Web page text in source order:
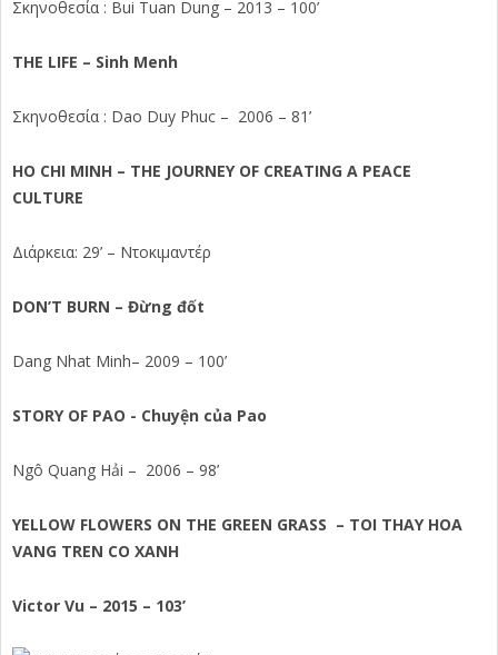
Σκηνοθεσία : Bui Tuan Dung – 2013 – 100’
THE LIFE – Sinh Menh
Σκηνοθεσία : Dao Duy Phuc – 2006 – 81’
HO CHI MINH – THE JOURNEY OF CREATING A PEACE
CULTURE
Διάρκεια: 29’ – Ντοκιμαντέρ
DON’T BURN – Đừng đốt
Dang Nhat Minh– 2009 – 100’
STORY OF PAO ­- Chuyện của Pao
Ngô Quang Hải – 2006 – 98’
YELLOW FLOWERS ON THE GREEN GRASS – TOI THAY HOA
VANG TREN CO XANH
Victor Vu – 2015 – 103’